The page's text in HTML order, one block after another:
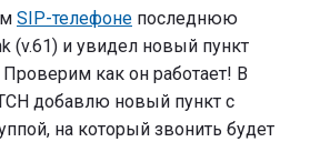
Paging
звонки"
SIP-телефоне последнюю
(v.61) и увидел новый пункт
Проверим как он работает! В
добавлю новый пункт с
на который звонить будет